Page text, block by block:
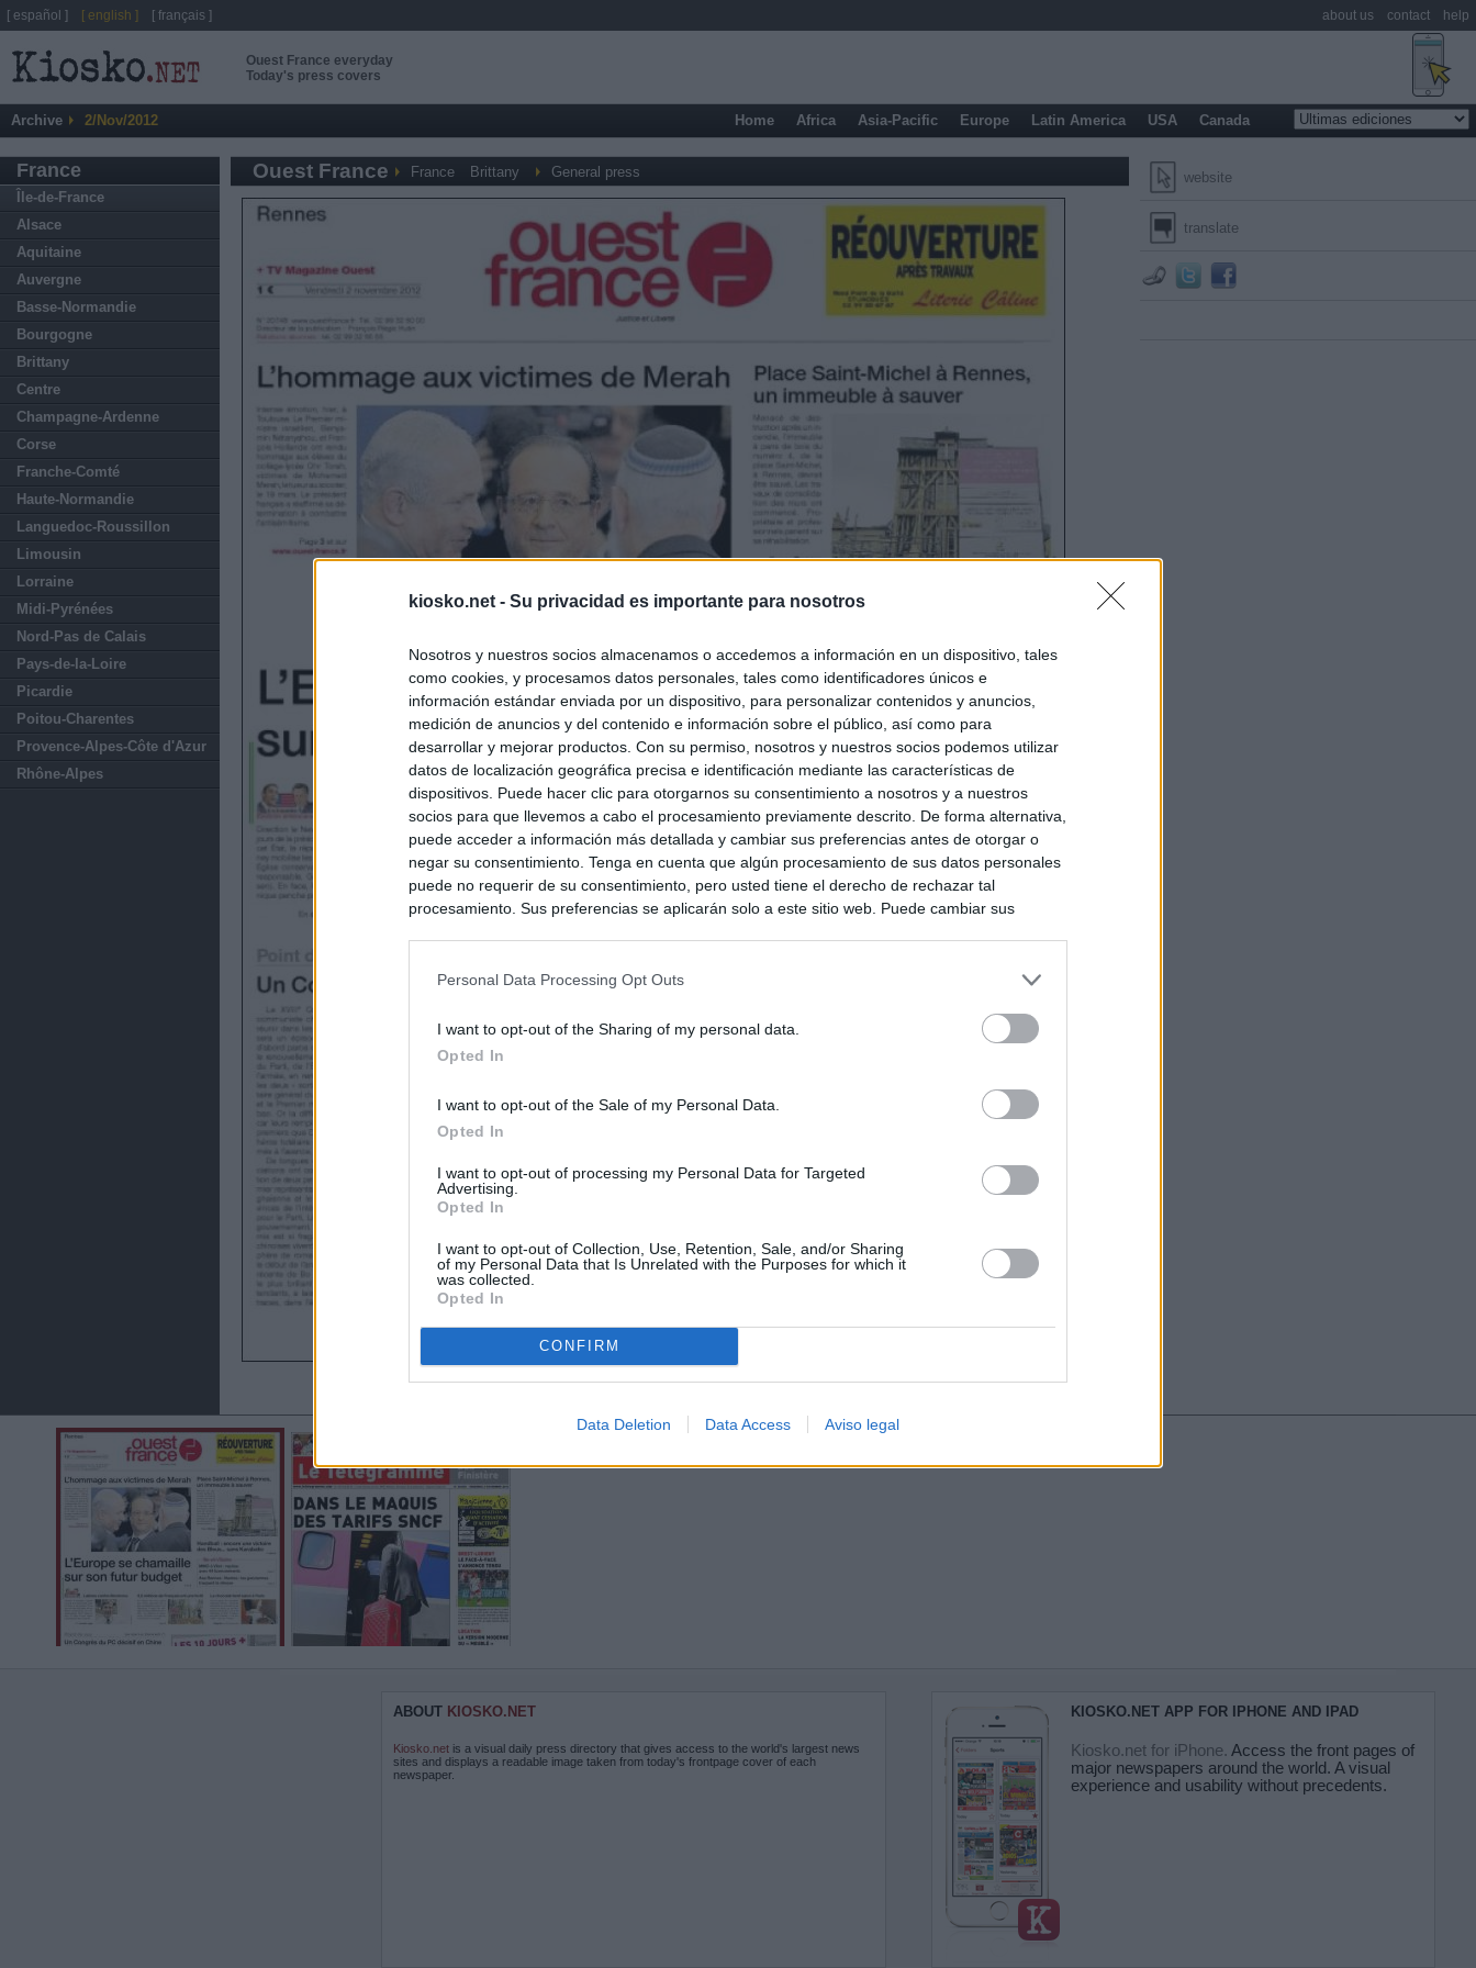
kiosko.net - Su privacidad es importante para nosotros
Nosotros y nuestros socios almacenamos o accedemos a información en un dispositivo, tales
como cookies, y procesamos datos personales, tales como identificadores únicos e
información estándar enviada por un dispositivo, para personalizar contenidos y anuncios,
medición de anuncios y del contenido e información sobre el público, así como para
desarrollar y mejorar productos. Con su permiso, nosotros y nuestros socios podemos utilizar
datos de localización geográfica precisa e identificación mediante las características de
dispositivos. Puede hacer clic para otorgarnos su consentimiento a nosotros y a nuestros
socios para que llevemos a cabo el procesamiento previamente descrito. De forma alternativa,
puede acceder a información más detallada y cambiar sus preferencias antes de otorgar o
negar su consentimiento. Tenga en cuenta que algún procesamiento de sus datos personales
puede no requerir de su consentimiento, pero usted tiene el derecho de rechazar tal
procesamiento. Sus preferencias se aplicarán solo a este sitio web. Puede cambiar sus
Personal Data Processing Opt Outs
I want to opt-out of the Sharing of my personal data.
Opted In
I want to opt-out of the Sale of my Personal Data.
Opted In
I want to opt-out of processing my Personal Data for Targeted
Advertising.
Opted In
I want to opt-out of Collection, Use, Retention, Sale, and/or Sharing
of my Personal Data that Is Unrelated with the Purposes for which it
was collected.
Opted In
CONFIRM
Data Deletion Data Access Aviso legal
Ouest France everyday
Today's press covers
Archive 2/Nov/2012 Home Africa Asia-Pacific Europe Latin America USA Canada
France
Île-de-France
Alsace
Aquitaine
Auvergne
Basse-Normandie
Bourgogne
Brittany
Centre
Champagne-Ardenne
Corse
Franche-Comté
Haute-Normandie
Languedoc-Roussillon
Limousin
Lorraine
Midi-Pyrénées
Nord-Pas de Calais
Pays-de-la-Loire
Picardie
Poitou-Charentes
Provence-Alpes-Côte d'Azur
Rhône-Alpes
website
translate
Ouest France France Brittany General press
ABOUT KIOSKO.NET
Kiosko.net is a visual daily press directory that gives access to the world's largest news
sites and displays a readable image taken from today's frontpage cover of each
newspaper.
KIOSKO.NET APP FOR IPHONE AND IPAD
Kiosko.net for iPhone. Access the front pages of
major newspapers around the world. A visual
experience and usability without precedents.
[ español ] [ english ] [ français ] about us contact help